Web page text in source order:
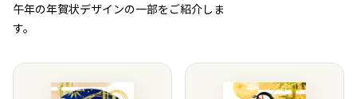
午年の年賀状デザインの一部をご紹介しま
す。